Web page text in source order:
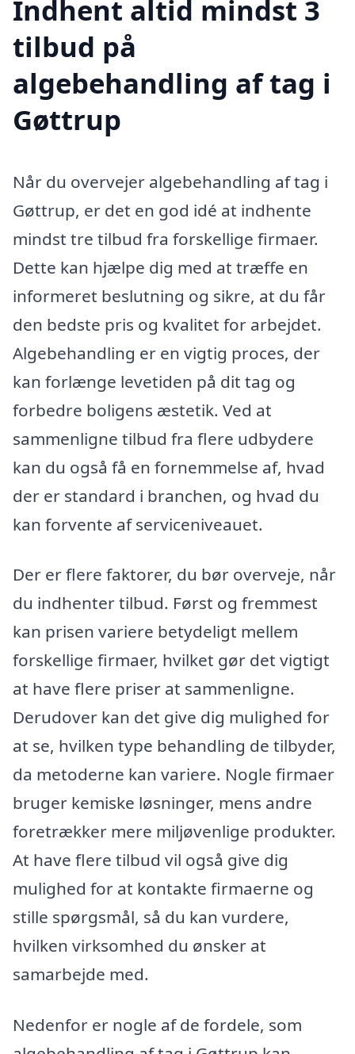
Indhent altid mindst 3
tilbud på
algebehandling af tag i
Gøttrup
Når du overvejer algebehandling af tag i
Gøttrup, er det en god idé at indhente
mindst tre tilbud fra forskellige firmaer.
Dette kan hjælpe dig med at træffe en
informeret beslutning og sikre, at du får
den bedste pris og kvalitet for arbejdet.
Algebehandling er en vigtig proces, der
kan forlænge levetiden på dit tag og
forbedre boligens æstetik. Ved at
sammenligne tilbud fra flere udbydere
kan du også få en fornemmelse af, hvad
der er standard i branchen, og hvad du
kan forvente af serviceniveauet.
Der er flere faktorer, du bør overveje, når
du indhenter tilbud. Først og fremmest
kan prisen variere betydeligt mellem
forskellige firmaer, hvilket gør det vigtigt
at have flere priser at sammenligne.
Derudover kan det give dig mulighed for
at se, hvilken type behandling de tilbyder,
da metoderne kan variere. Nogle firmaer
bruger kemiske løsninger, mens andre
foretrækker mere miljøvenlige produkter.
At have flere tilbud vil også give dig
mulighed for at kontakte firmaerne og
stille spørgsmål, så du kan vurdere,
hvilken virksomhed du ønsker at
samarbejde med.
Nedenfor er nogle af de fordele, som